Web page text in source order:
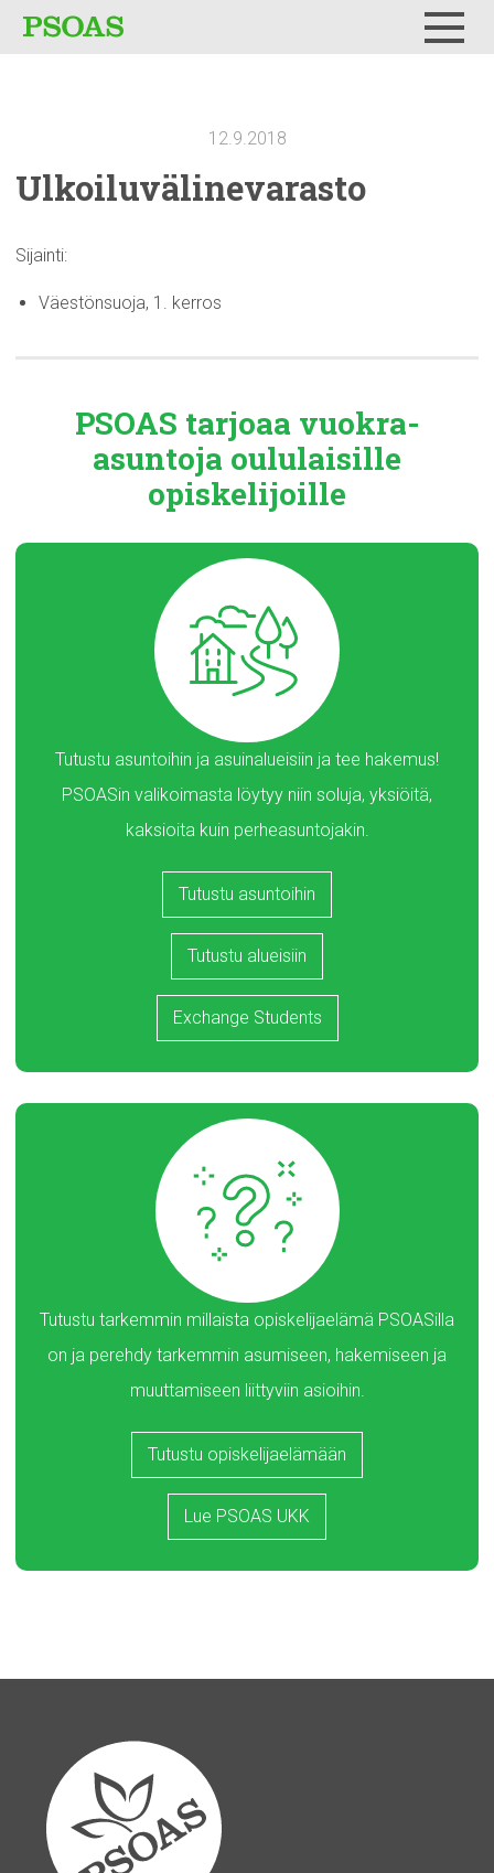
12.9.2018
Ulkoiluvälinevarasto
Sijainti:
Väestönsuoja, 1. kerros
PSOAS tarjoaa vuokra-
asuntoja oululaisille
opiskelijoille
Tutustu asuntoihin ja asuinalueisiin ja tee hakemus!
PSOASin valikoimasta löytyy niin soluja, yksiöitä,
kaksioita kuin perheasuntojakin.
Tutustu asuntoihin
Tutustu alueisiin
Exchange Students
Tutustu tarkemmin millaista opiskelijaelämä PSOASilla
on ja perehdy tarkemmin asumiseen, hakemiseen ja
muuttamiseen liittyviin asioihin.
Tutustu opiskelijaelämään
Lue PSOAS UKK